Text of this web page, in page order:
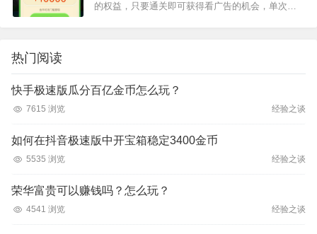
的权益，只要通关即可获得看广告的机会，单次看
热门阅读
快手极速版瓜分百亿金币怎么玩？
7615 浏览 经验之谈
如何在抖音极速版中开宝箱稳定3400金币
5535 浏览 经验之谈
荣华富贵可以赚钱吗？怎么玩？
4541 浏览 经验之谈